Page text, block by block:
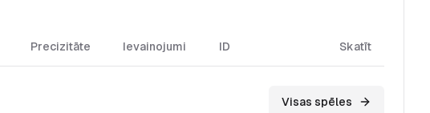
Precizitāte Ievainojumi ID Skatīt
Visas spēles